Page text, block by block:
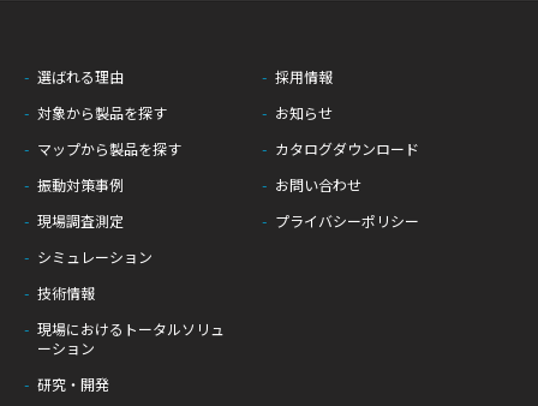
選ばれる理由
対象から製品を探す
マップから製品を探す
振動対策事例
現場調査測定
シミュレーション
技術情報
現場におけるトータルソリュ
ーション
研究・開発
採用情報
お知らせ
カタログダウンロード
お問い合わせ
プライバシーポリシー